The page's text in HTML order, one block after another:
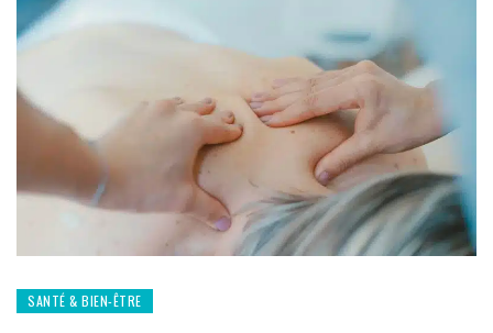
SANTÉ & BIEN-ÊTRE